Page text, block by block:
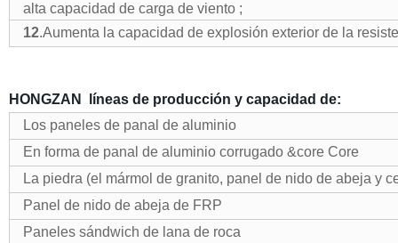
alta capacidad de carga de viento ;
12.Aumenta la capacidad de explosión exterior de la
HONGZAN líneas de producción y capacidad de:
Los paneles de panal de aluminio
En forma de panal de aluminio corrugado &core Core
La piedra (el mármol de granito, panel de nido de abeja y
Panel de nido de abeja de FRP
Paneles sándwich de lana de roca